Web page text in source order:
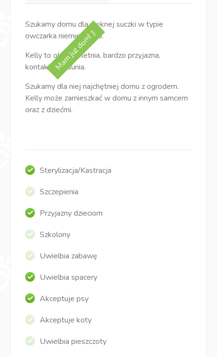
Mam już dom! :)
Szukamy domu dla pięknej suczki w typie
owczarka niemieckiego.
Kelly to około 3 letnia, bardzo przyjazna,
kontaktowa sunia.
Szukamy dla niej najchętniej domu z ogrodem.
Kelly może zamieszkać w domu z innym samcem
oraz z dziećmi.
Sterylizacja/Kastracja
Szczepienia
Przyjazny dzieciom
Szkolony
Uwielbia zabawę
Uwielbia spacery
Akceptuje psy
Akceptuje koty
Uwielbia pieszczoty